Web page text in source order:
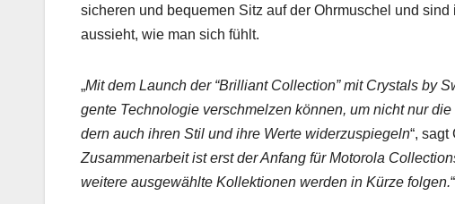
sicheren und beque­men Sitz auf der Ohrmuschel und
aussieht, wie man sich fühlt.
„Mit dem Launch der “Bril­liant Col­lec­tion” mit Crys­tals
gente Tech­nolo­gie ver­schmelzen kön­nen, um nicht nur
dern auch ihren Stil und ihre Werte widerzus­piegeln“,
Zusam­me­nar­beit ist erst der Anfang für Motoro­la
weit­ere aus­gewählte Kollek­tio­nen wer­den in Kürze fol­gen.“